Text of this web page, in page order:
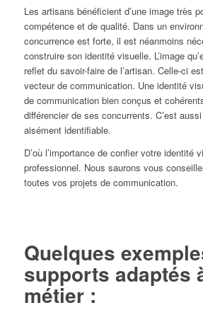
Les artisans bénéficient d’une image très
compétence et de qualité. Dans un
concurrence est forte, il est néanmoins
construire son identité visuelle. L’image
reflet du savoir-faire de l’artisan. Celle-ci
vecteur de communication. Une identité
de communication bien conçus et
différencier de ses concurrents. C’est aussi
aisément identifiable.
D’où l’importance de confier votre identité
professionnel. Nous saurons vous
toutes vos projets de communication.
Quelques
supports adaptés
métier :